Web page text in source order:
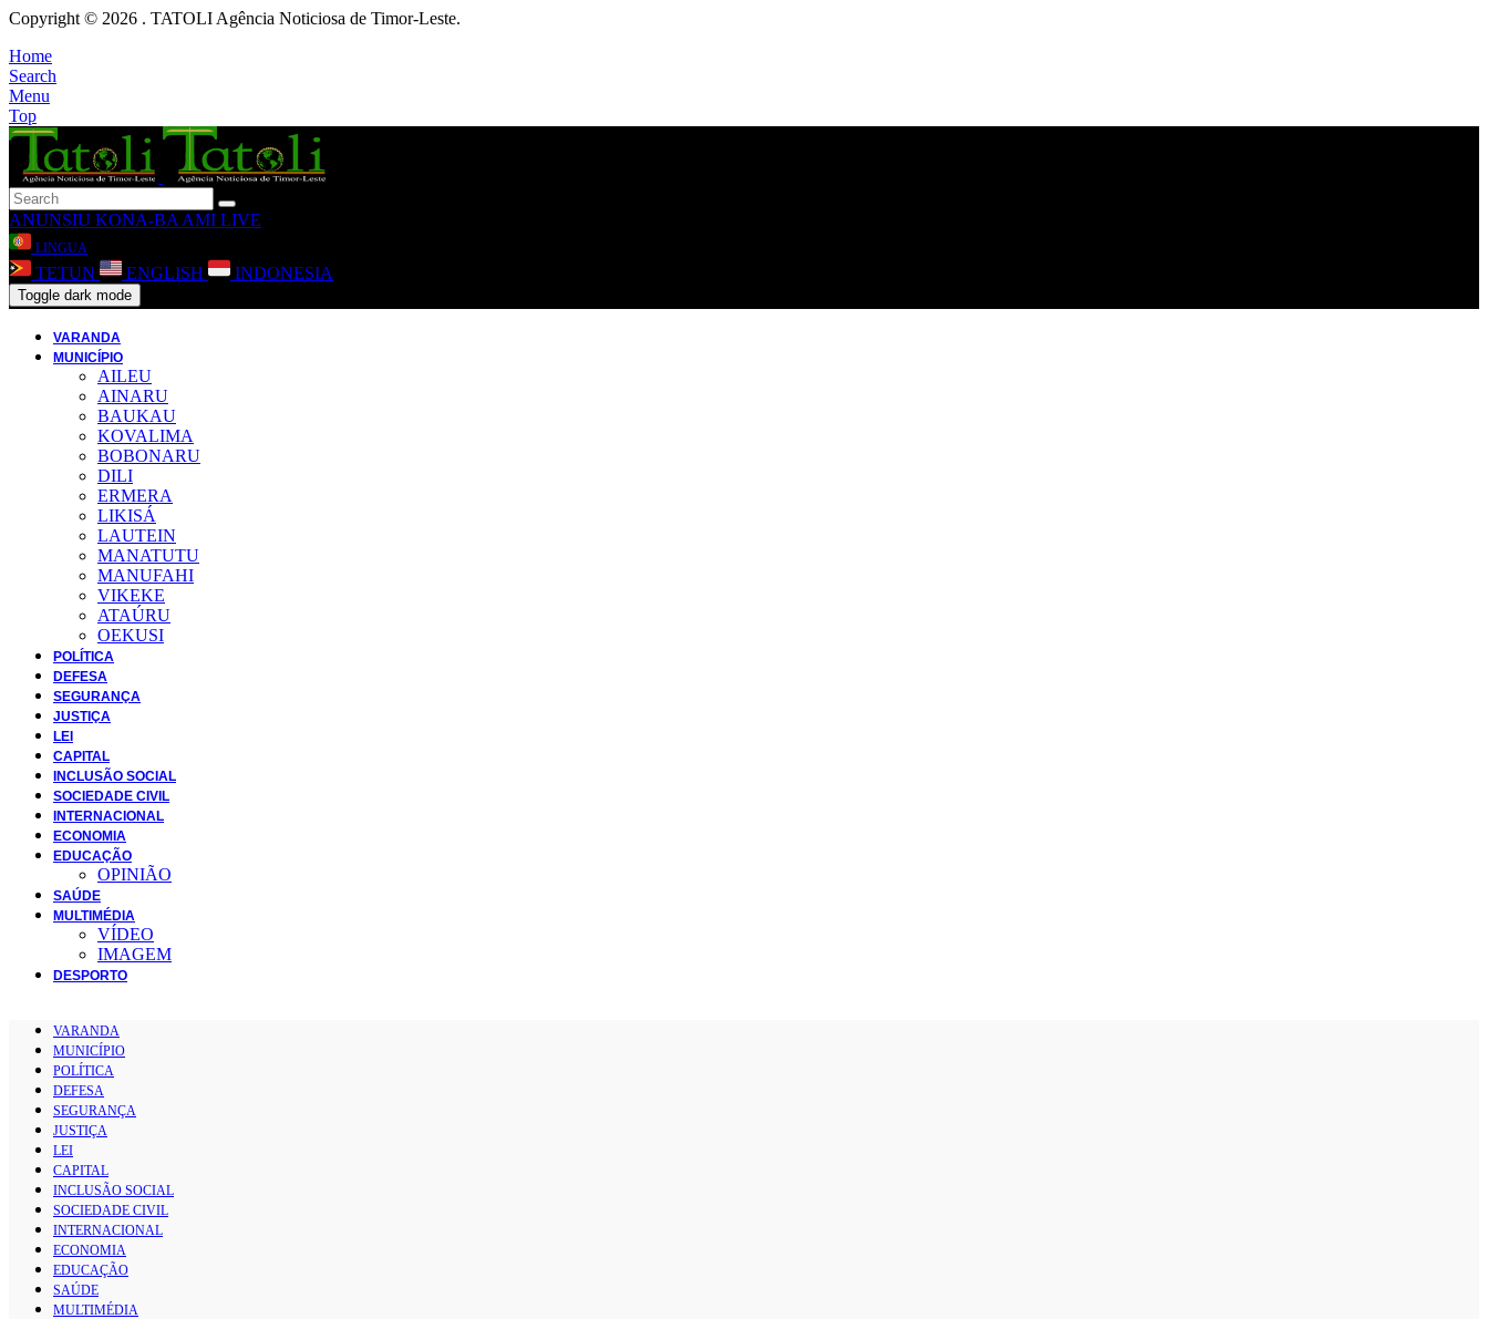
Copyright © 2026 . TATOLI Agência Noticiosa de Timor-Leste.
Home
Search
Menu
Top
ANUNSIU KONA-BA AMI LIVE
LINGUA
TETUN ENGLISH INDONESIA
Toggle dark mode
VARANDA
MUNICÍPIO
AILEU
AINARU
BAUKAU
KOVALIMA
BOBONARU
DILI
ERMERA
LIKISÁ
LAUTEIN
MANATUTU
MANUFAHI
VIKEKE
ATAÚRU
OEKUSI
POLÍTICA
DEFESA
SEGURANÇA
JUSTIÇA
LEI
CAPITAL
INCLUSÃO SOCIAL
SOCIEDADE CIVIL
INTERNACIONAL
ECONOMIA
EDUCAÇÃO
OPINIÃO
SAÚDE
MULTIMÉDIA
VÍDEO
IMAGEM
DESPORTO
VARANDA
MUNICÍPIO
POLÍTICA
DEFESA
SEGURANÇA
JUSTIÇA
LEI
CAPITAL
INCLUSÃO SOCIAL
SOCIEDADE CIVIL
INTERNACIONAL
ECONOMIA
EDUCAÇÃO
SAÚDE
MULTIMÉDIA